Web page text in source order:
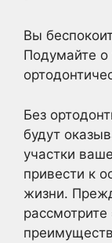
Вы
Подумайте о
Без
будут
участки
привести к
жизни.
рассмотрите